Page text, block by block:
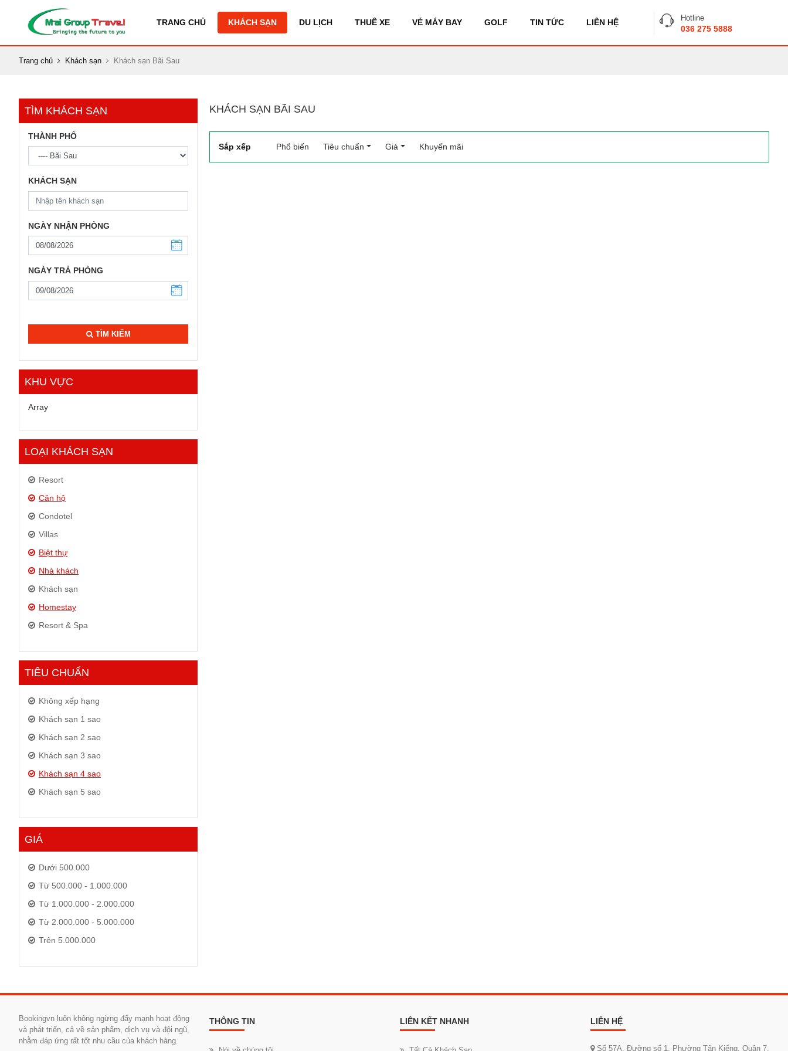
TRANG CHỦ KHÁCH SẠN DU LỊCH THUÊ XE VÉ MÁY BAY GOLF TIN TỨC LIÊN HỆ Hotline
036 275 5888
Trang chủ Khách sạn Khách sạn Bãi Sau
KHÁCH SẠN BÃI SAU
Sắp xếp Phổ biến (current)
Tiêu chuẩn Giá Khuyến mãi
TÌM KHÁCH SẠN
THÀNH PHỐ
KHÁCH SẠN
NGÀY NHẬN PHÒNG
NGÀY TRẢ PHÒNG
TÌM KIẾM
KHU VỰC
Array
LOẠI KHÁCH SẠN
Resort
Căn hộ
Condotel
Villas
Biệt thự
Nhà khách
Khách sạn
Homestay
Resort & Spa
TIÊU CHUẨN
Không xếp hạng
Khách sạn 1 sao
Khách sạn 2 sao
Khách sạn 3 sao
Khách sạn 4 sao
Khách sạn 5 sao
GIÁ
Dưới 500.000
Từ 500.000 - 1.000.000
Từ 1.000.000 - 2.000.000
Từ 2.000.000 - 5.000.000
Trên 5.000.000
Bookingvn luôn không ngừng đẩy mạnh hoạt động
và phát triển, cả về sản phẩm, dịch vụ và đội ngũ,
nhằm đáp ứng rất tốt nhu cầu của khách hàng.
THÔNG TIN LIÊN KẾT NHANH LIÊN HỆ
Số 57A, Đường số 1, Phường Tân Kiểng, Quận 7,